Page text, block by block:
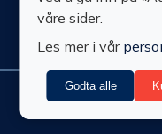
© Technomedics Personvern
våre sider.
Les mer i vår
Godta alle